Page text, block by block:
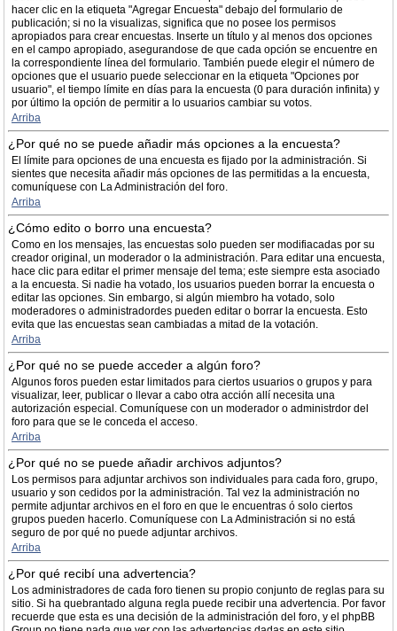
hacer clic en la etiqueta "Agregar Encuesta" debajo del formulario de
publicación; si no la visualizas, significa que no posee los permisos
apropiados para crear encuestas. Inserte un título y al menos dos opciones
en el campo apropiado, asegurandose de que cada opción se encuentre en
la correspondiente línea del formulario. También puede elegir el número de
opciones que el usuario puede seleccionar en la etiqueta "Opciones por
usuario", el tiempo límite en días para la encuesta (0 para duración infinita) y
por último la opción de permitir a lo usuarios cambiar su votos.
Arriba
¿Por qué no se puede añadir más opciones a la encuesta?
El límite para opciones de una encuesta es fijado por la administración. Si
sientes que necesita añadir más opciones de las permitidas a la encuesta,
comuníquese con La Administración del foro.
Arriba
¿Cómo edito o borro una encuesta?
Como en los mensajes, las encuestas solo pueden ser modifiacadas por su
creador original, un moderador o la administración. Para editar una encuesta,
hace clic para editar el primer mensaje del tema; este siempre esta asociado
a la encuesta. Si nadie ha votado, los usuarios pueden borrar la encuesta o
editar las opciones. Sin embargo, si algún miembro ha votado, solo
moderadores o administradordes pueden editar o borrar la encuesta. Esto
evita que las encuestas sean cambiadas a mitad de la votación.
Arriba
¿Por qué no se puede acceder a algún foro?
Algunos foros pueden estar limitados para ciertos usuarios o grupos y para
visualizar, leer, publicar o llevar a cabo otra acción allí necesita una
autorización especial. Comuníquese con un moderador o administrdor del
foro para que se le conceda el acceso.
Arriba
¿Por qué no se puede añadir archivos adjuntos?
Los permisos para adjuntar archivos son individuales para cada foro, grupo,
usuario y son cedidos por la administración. Tal vez la administración no
permite adjuntar archivos en el foro en que le encuentras ó solo ciertos
grupos pueden hacerlo. Comuníquese con La Administración si no está
seguro de por qué no puede adjuntar archivos.
Arriba
¿Por qué recibí una advertencia?
Los administradores de cada foro tienen su propio conjunto de reglas para su
sitio. Si ha quebrantado alguna regla puede recibir una advertencia. Por favor
recuerde que esta es una decisión de la administración del foro, y el phpBB